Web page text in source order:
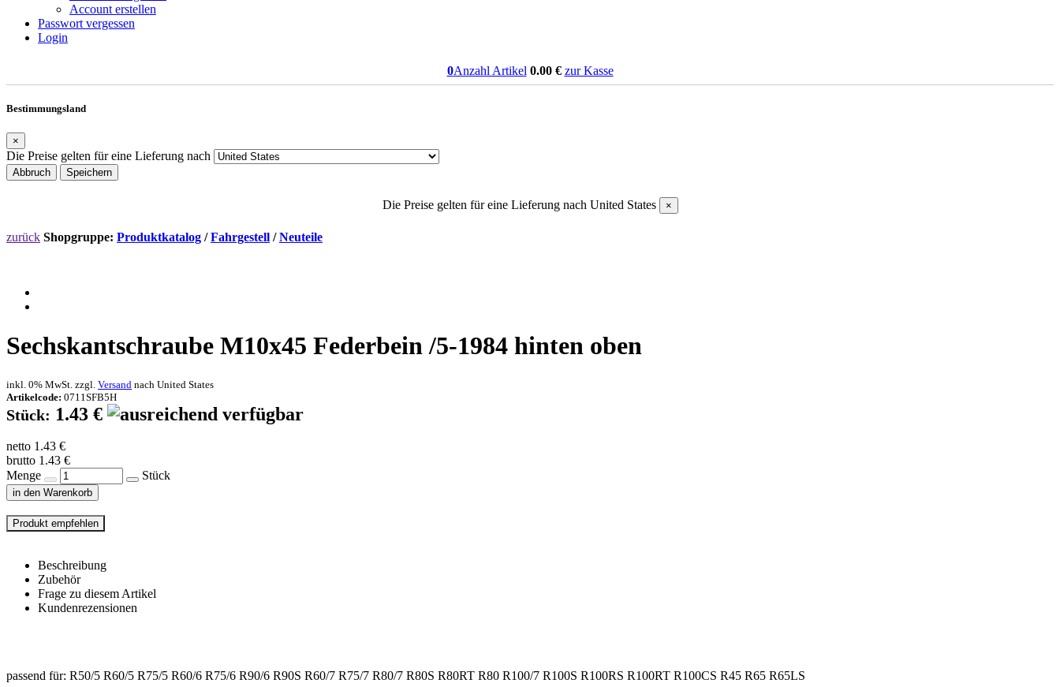
Account erstellen
Passwort vergessen
Login
0Anzahl Artikel 0.00€ zur Kasse
Bestimmungsland
×
Die Preise gelten für eine Lieferung nach
Abbruch Speichern
Die Preise gelten für eine Lieferung nach United States ×
zurück Shopgruppe: Produktkatalog /Fahrgestell /Neuteile
Sechskantschraube M10x45 Federbein /5-1984 hinten oben
inkl. 0% MwSt. zzgl. Versand nach United States
Artikelcode: 0711SFB5H
Stück: 1.43 €
netto 1.43 €
brutto 1.43 €
Menge
Stück
in den Warenkorb
Beschreibung
Zubehör
Frage zu diesem Artikel
Kundenrezensionen
passend für: R50/5 R60/5 R75/5 R60/6 R75/6 R90/6 R90S R60/7 R75/7 R80/7 R80S R80RT R80 R100/7 R100S R100RS R100RT R100CS R45 R65 R65LS